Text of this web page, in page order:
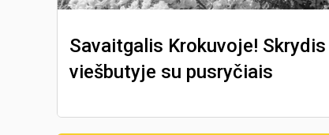
Savaitgalis Krokuvoje!
viešbutyje su pusryčiais